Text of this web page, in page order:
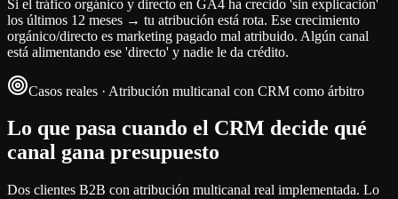
Si el tráfico orgánico y directo en GA4 ha crecido 'sin explicación'
los últimos 12 meses → tu atribución está rota. Ese crecimiento
orgánico/directo es marketing pagado mal atribuido. Algún canal
está alimentando ese 'directo' y nadie le da crédito.
Casos reales · Atribución multicanal con CRM como árbitro
Lo que pasa cuando el CRM decide qué
canal gana presupuesto
Dos clientes B2B con atribución multicanal real implementada. Lo